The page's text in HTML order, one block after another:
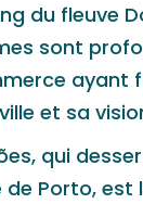
du fleuve
sont
ayant
et sa
qui
Porto, est